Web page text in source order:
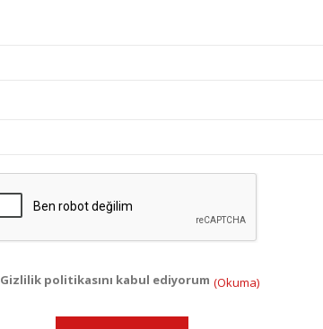
Gizlilik politikasını kabul ediyorum (Okuma)